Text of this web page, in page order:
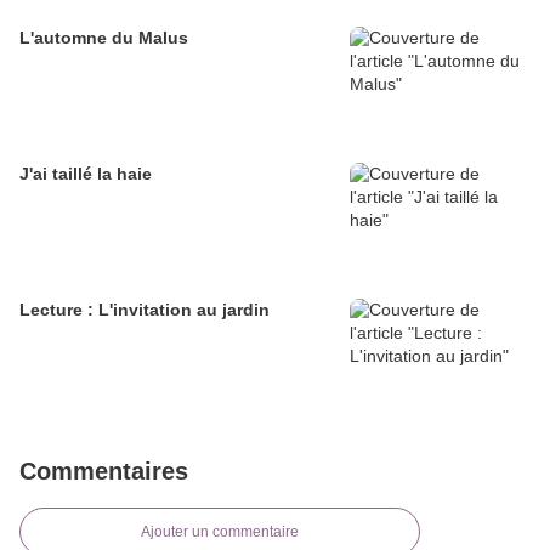
L'automne du Malus
J'ai taillé la haie
Lecture : L'invitation au jardin
Commentaires
Ajouter un commentaire